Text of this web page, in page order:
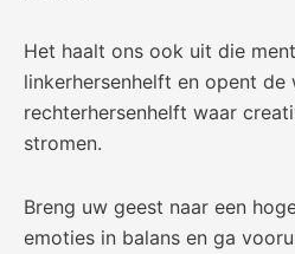
Het haalt ons ook uit die
linkerhersenhelft en opent de
rechterhersenhelft waar
stromen.
Breng uw geest naar een
emoties in balans en ga